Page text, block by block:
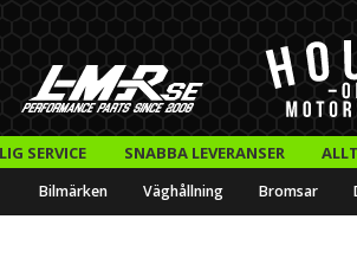
SERVICE SNABBA LEVERANSER
Bilmärken Väghållning Bromsar